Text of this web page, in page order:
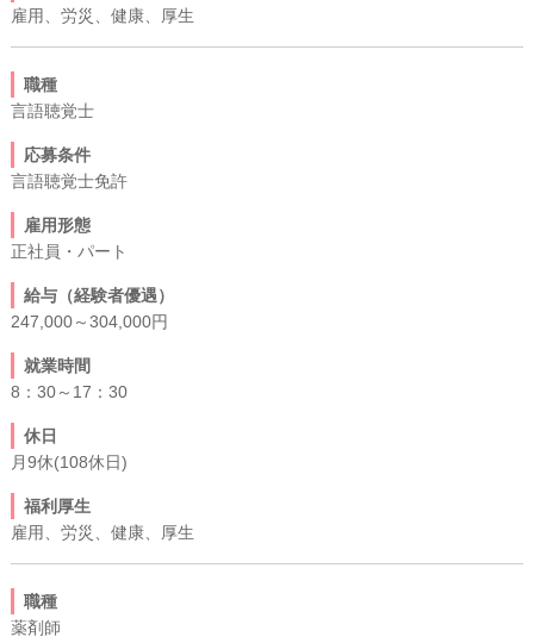
雇用、労災、健康、厚生
職種
言語聴覚士
応募条件
言語聴覚士免許
雇用形態
正社員・パート
給与（経験者優遇）
247,000～304,000円
就業時間
8：30～17：30
休日
月9休(108休日)
福利厚生
雇用、労災、健康、厚生
職種
薬剤師